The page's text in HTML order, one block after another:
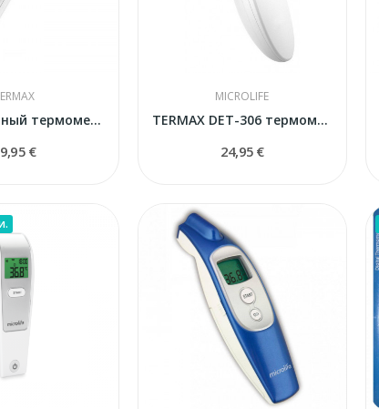
Бесконтактный термометр Termax KFT-22
€
MICROLIFE
TERMAX DET-306 термометр бесконтактный
24,95 €